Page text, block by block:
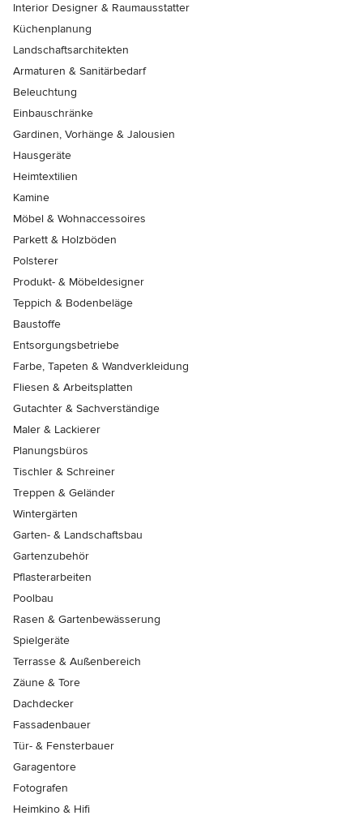
Interior Designer & Raumausstatter
Küchenplanung
Landschaftsarchitekten
Armaturen & Sanitärbedarf
Beleuchtung
Einbauschränke
Gardinen, Vorhänge & Jalousien
Hausgeräte
Heimtextilien
Kamine
Möbel & Wohnaccessoires
Parkett & Holzböden
Polsterer
Produkt- & Möbeldesigner
Teppich & Bodenbeläge
Baustoffe
Entsorgungsbetriebe
Farbe, Tapeten & Wandverkleidung
Fliesen & Arbeitsplatten
Gutachter & Sachverständige
Maler & Lackierer
Planungsbüros
Tischler & Schreiner
Treppen & Geländer
Wintergärten
Garten- & Landschaftsbau
Gartenzubehör
Pflasterarbeiten
Poolbau
Rasen & Gartenbewässerung
Spielgeräte
Terrasse & Außenbereich
Zäune & Tore
Dachdecker
Fassadenbauer
Tür- & Fensterbauer
Garagentore
Fotografen
Heimkino & Hifi